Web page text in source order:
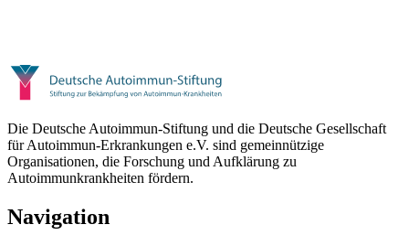
Die Deutsche Autoimmun-Stiftung und die Deutsche Gesellschaft
für Autoimmun-Erkrankungen e.V. sind gemeinnützige
Organisationen, die Forschung und Aufklärung zu
Autoimmunkrankheiten fördern.
Navigation